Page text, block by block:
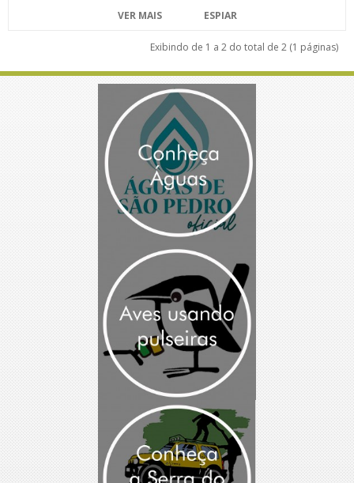
VER MAIS ESPIAR
Exibindo de 1 a 2 do total de 2 (1 páginas)